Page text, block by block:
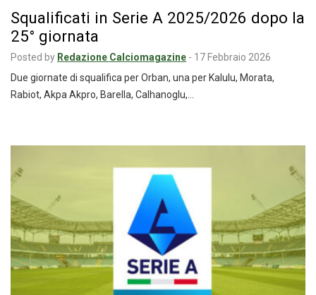
Squalificati in Serie A 2025/2026 dopo la
25° giornata
Posted by Redazione Calciomagazine - 17 Febbraio 2026
Due giornate di squalifica per Orban, una per Kalulu, Morata,
Rabiot, Akpa Akpro, Barella, Calhanoglu,…